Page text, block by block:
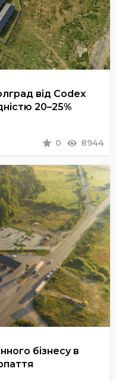
від Codex
20–25%
0 8944
бізнесу в